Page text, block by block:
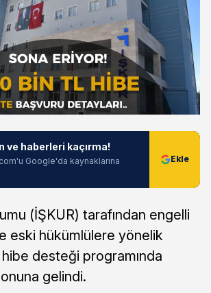
ve haberleri kaçırma!
Google'da kaynaklarına
(İŞKUR) tarafından engelli
eski hükümlülere yönelik
desteği programında
gelindi.